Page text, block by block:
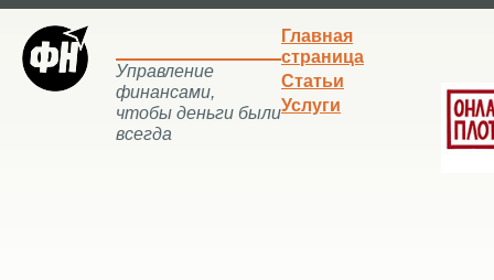
Управление
финансами,
чтобы деньги были
всегда
Главная
страница
Статьи
Услуги